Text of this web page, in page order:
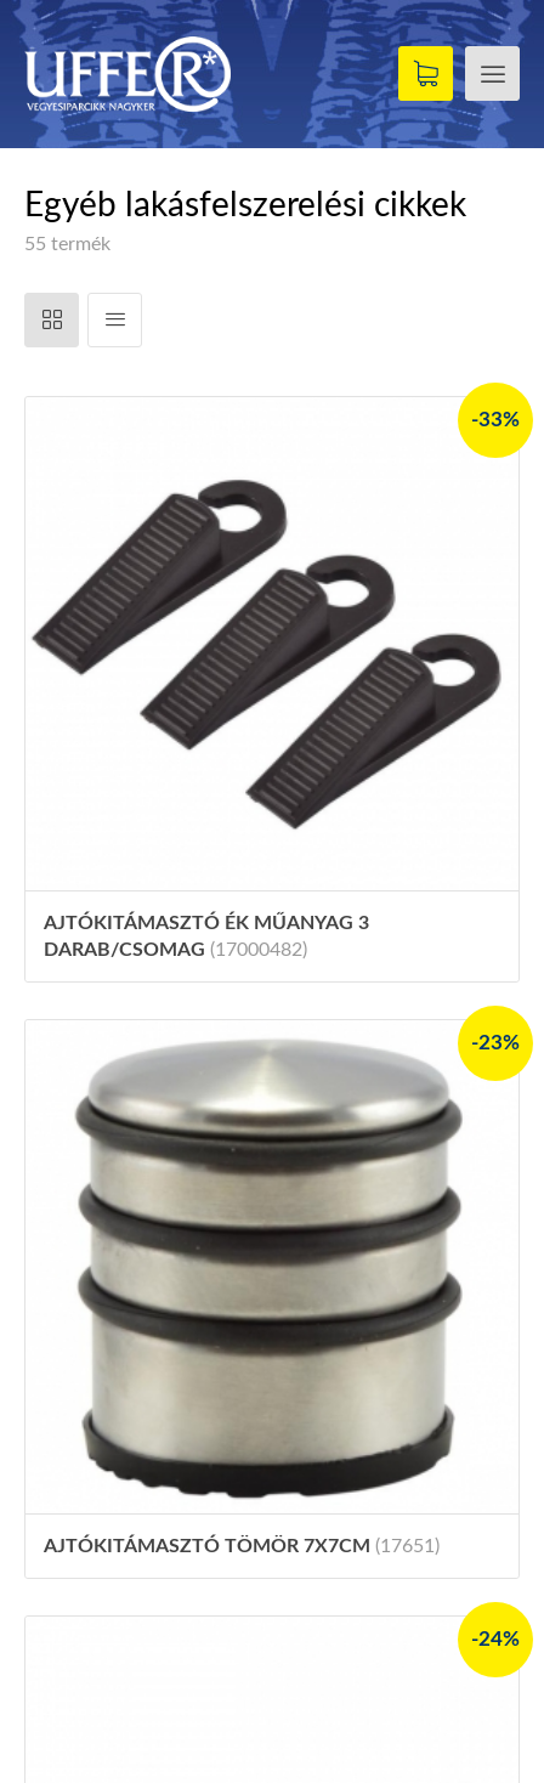
Egyéb lakásfelszerelési cikkek
55 termék
-33%
AJTÓKITÁMASZTÓ ÉK MŰANYAG 3
DARAB/CSOMAG (17000482)
-23%
AJTÓKITÁMASZTÓ TÖMÖR 7X7CM (17651)
-24%